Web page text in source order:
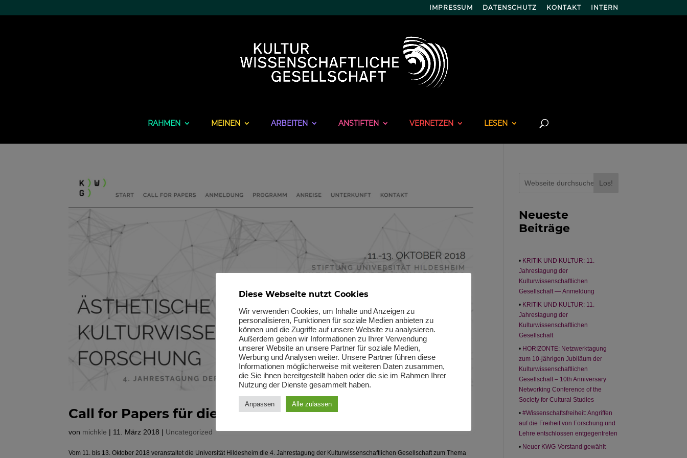
IMPRESSUM DATENSCHUTZ KONTAKT INTERN
RAHMEN MEINEN ARBEITEN ANSTIFTEN VERNETZEN LESEN
Call for Papers für die KWG18 in Hildesheim
von michkle | 11. März 2018 | Uncategorized
Vom 11. bis 13. Oktober 2018 veranstaltet die Universität Hildesheim die 4. Jahrestagung der Kulturwissenschaftlichen Gesellschaft zum Thema
Los!
Neueste
Beiträge
KRITIK UND KULTUR: 11.
Jahrestagung der
Kulturwissenschaftlichen
Gesellschaft — Anmeldung
KRITIK UND KULTUR: 11.
Jahrestagung der
Kulturwissenschaftlichen
Gesellschaft
HORIZONTE: Netzwerktagung
zum 10-jährigen Jubiläum der
Kulturwissenschaftlichen
Gesellschaft – 10th Anniversary
Networking Conference of the
Society for Cultural Studies
#Wissenschaftsfreiheit: Angriffen
auf die Freiheit von Forschung und
Lehre entschlossen entgegentreten
Neuer KWG-Vorstand gewählt
Diese Webseite nutzt Cookies
Wir verwenden Cookies, um Inhalte und Anzeigen zu
personalisieren, Funktionen für soziale Medien anbieten zu
können und die Zugriffe auf unsere Website zu analysieren.
Außerdem geben wir Informationen zu Ihrer Verwendung
unserer Website an unsere Partner für soziale Medien,
Werbung und Analysen weiter. Unsere Partner führen diese
Informationen möglicherweise mit weiteren Daten zusammen,
die Sie ihnen bereitgestellt haben oder die sie im Rahmen Ihrer
Nutzung der Dienste gesammelt haben.
Anpassen Alle zulassen